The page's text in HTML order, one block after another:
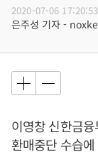
2020-07-06 17:20:53
은주성 기자 -
이영창 신한금
환매중단 수습